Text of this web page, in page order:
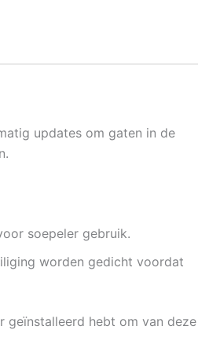
updates om gaten in de
soepeler gebruik.
worden gedicht voordat
geïnstalleerd hebt om van deze